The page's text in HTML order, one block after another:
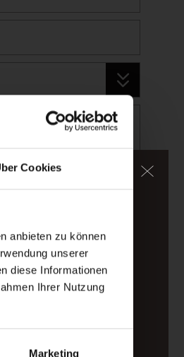
Cookies
anbieten zu können
unserer
diese Informationen
Ihrer Nutzung
Marketing
Bergwelt des